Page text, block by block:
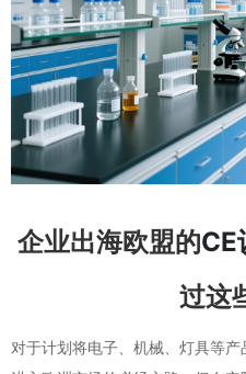
企业出海欧盟的CE
过这
对于计划将电子、机械、灯具等